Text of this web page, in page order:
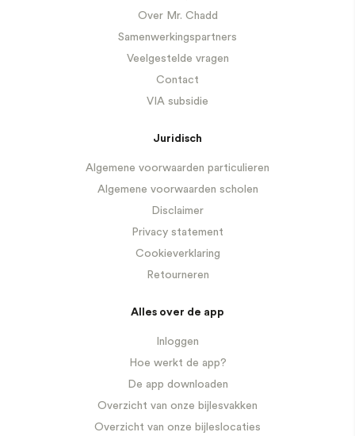
Over Mr. Chadd
Samenwerkingspartners
Veelgestelde vragen
Contact
VIA subsidie
Juridisch
Algemene voorwaarden particulieren
Algemene voorwaarden scholen
Disclaimer
Privacy statement
Cookieverklaring
Retourneren
Alles over de app
Inloggen
Hoe werkt de app?
De app downloaden
Overzicht van onze bijlesvakken
Overzicht van onze bijleslocaties